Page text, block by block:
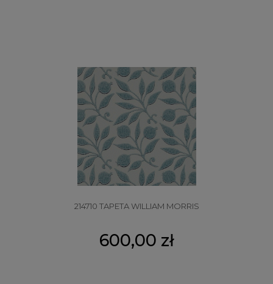
214710 TAPETA WILLIAM MORRIS
600,00 zł